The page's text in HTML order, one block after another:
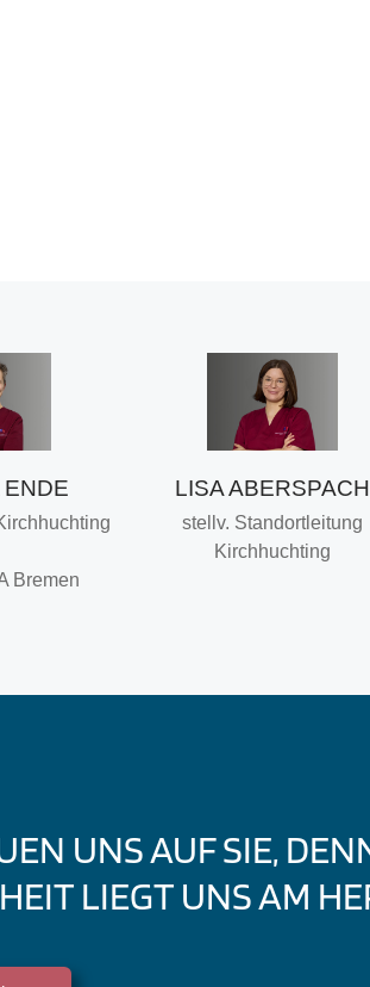
Bremen
LISA ABERSPACH
stellv. Standortleitung
Kirchhuchting
UNS AUF SIE,
LIEGT UNS AM